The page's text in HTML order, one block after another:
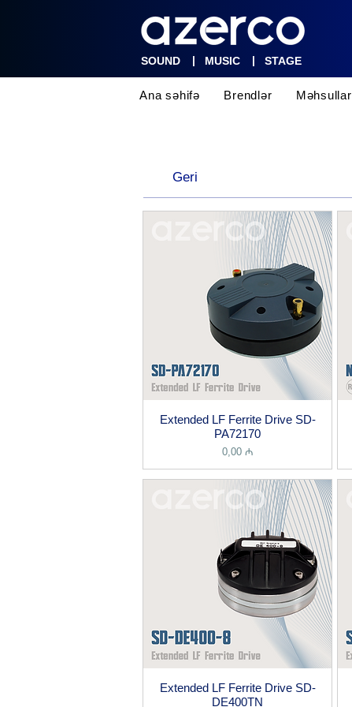
SOUND | MUSIC | STAGE
Ana səhifə Brendlər Məhsullar
Geri
Extended LF Ferrite Drive SD-
PA72170
Price
0,00 ₼
Extended LF Ferrite Drive SD-
DE400TN